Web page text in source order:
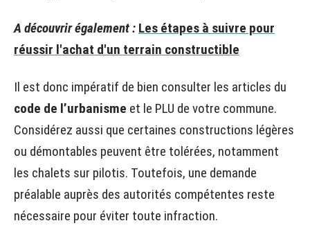
A découvrir également : Les étapes à suivre pour
réussir l'achat d'un terrain constructible
Il est donc impératif de bien consulter les articles du
code de l’urbanisme et le PLU de votre commune.
Considérez aussi que certaines constructions légères
ou démontables peuvent être tolérées, notamment
les chalets sur pilotis. Toutefois, une demande
préalable auprès des autorités compétentes reste
nécessaire pour éviter toute infraction.